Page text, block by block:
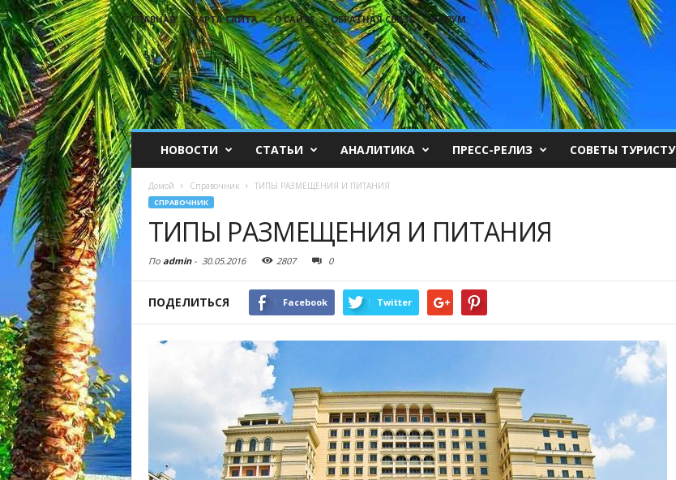
ГЛАВНАЯ КАРТА САЙТА О САЙТЕ ОБРАТНАЯ СВЯЗЬ ФОРУМ
НОВОСТИ СТАТЬИ АНАЛИТИКА ПРЕСС-РЕЛИЗ СОВЕТЫ ТУРИСТУ
Домой Справочник ТИПЫ РАЗМЕЩЕНИЯ И ПИТАНИЯ
СПРАВОЧНИК
ТИПЫ РАЗМЕЩЕНИЯ И ПИТАНИЯ
По admin- 30.05.2016 2807 0
ПОДЕЛИТЬСЯ Facebook Twitter